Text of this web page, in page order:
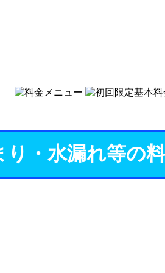
り・水漏れ等の